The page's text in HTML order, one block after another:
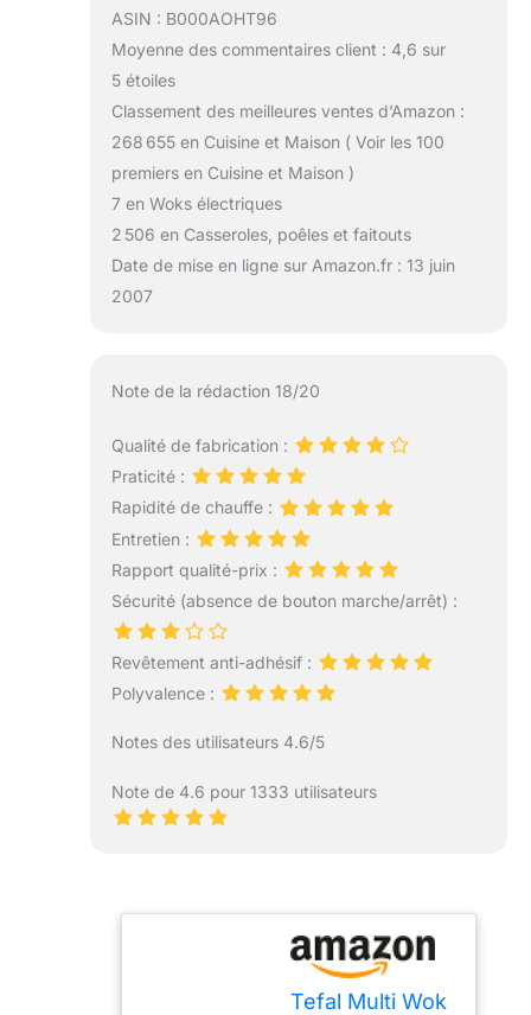
ASIN : B000AOHT96
Moyenne des commentaires client : 4,6 sur
5 étoiles
Classement des meilleures ventes d’Amazon :
268 655 en Cuisine et Maison ( Voir les 100
premiers en Cuisine et Maison )
7 en Woks électriques
2 506 en Casseroles, poêles et faitouts
Date de mise en ligne sur Amazon.fr : 13 juin
2007
Note de la rédaction 18/20
Qualité de fabrication :
Praticité :
Rapidité de chauffe :
Entretien :
Rapport qualité-prix :
Sécurité (absence de bouton marche/arrêt) :
Revêtement anti-adhésif :
Polyvalence :
Notes des utilisateurs 4.6/5
Note de 4.6 pour 1333 utilisateurs
Tefal Multi Wok